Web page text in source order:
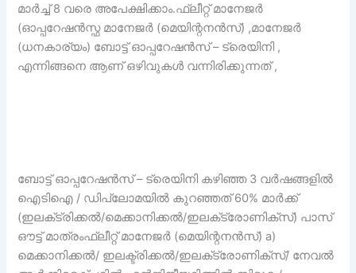
മാർച്ച് 8 വരെ അപേക്ഷിക്കാം.ഫ്ലീറ്റ് മാനേജർ
(ഓപ്പറേഷൻസ്ഫ മാനേജർ (മെയിന്റനൻസ്) ,മാനേജർ
(ധനകാര്യം) ബോട്ട് ഓപ്പറേഷൻസ് – ട്രെയിനി ,
എന്നിങ്ങനെ ആണ് ഒഴിവുകൾ വന്നിരിക്കുന്നത് ,
ബോട്ട് ഓപ്പറേഷൻസ് – ട്രെയിനി കഴിഞ്ഞ 3 വർഷങ്ങളിൽ
ഐടിഐ / ഡിപ്ലോമയിൽ കുറഞ്ഞത് 60% മാർക്ക്
(ഇലക്‌ട്രിക്കൽ/മെക്കാനിക്കൽ/ഇലക്‌ട്രോണിക്‌സ്) പാസ്
ഔട്ട് മാത്രംഫ്ലീറ്റ് മാനേജർ (മെയിന്റനൻസ്) a)
മെക്കാനിക്കൽ/ ഇലക്ട്രിക്കൽ/ഇലക്‌ട്രോണിക്‌സ്/ നേവൽ